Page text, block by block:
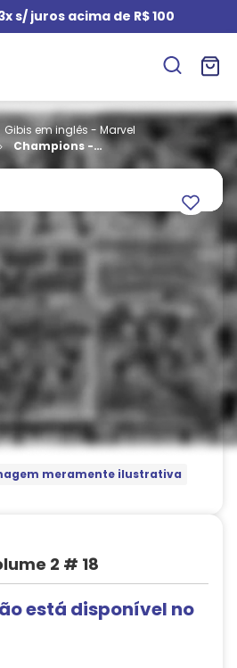
s/ juros acima de R$ 100
Gibis em inglês - Marvel
Champions -
Volume 2 # 18
meramente ilustrativa
2 # 18
está disponível no